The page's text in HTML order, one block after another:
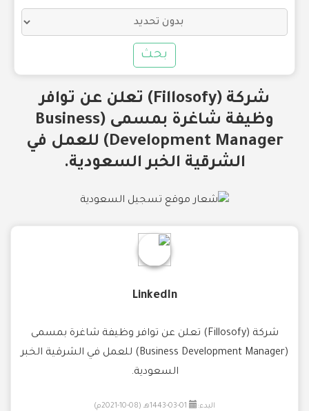
بحث
شركة (Fillosofy) تعلن عن توافر
وظيفة شاغرة بمسمى (Business
Development Manager) للعمل في
الشرقية الخبر السعودية.
LinkedIn
شركة (Fillosofy) تعلن عن توافر وظيفة شاغرة بمسمى
(Business Development Manager) للعمل في الشرقية الخبر
السعودية.
البدء: